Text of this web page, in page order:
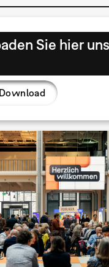
Sie hier